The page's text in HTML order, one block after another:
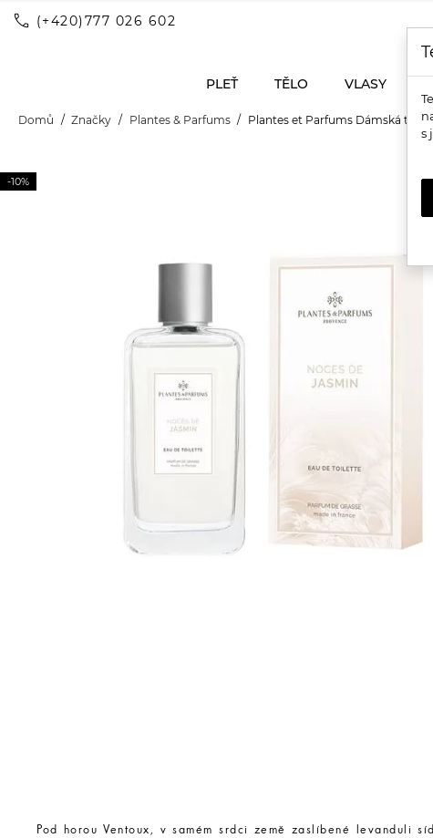
call (+420)777 026 602
PLEŤ TĚLO VLASY
Domů Značky Plantes & Parfums Plantes et Parfums Dámská
-10%
Pod horou Ventoux, v samém srdci země zaslíbené levanduli
s